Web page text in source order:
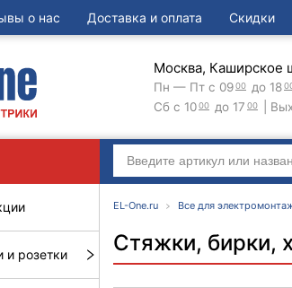
о нас Доставка и оплата Скидки
Москва, Каширское
Пн — Пт с 0900 до 18
Сб с 1000 до 17 00 |
и розетки
EL-One.ru Все для
Стяжки, бирки,